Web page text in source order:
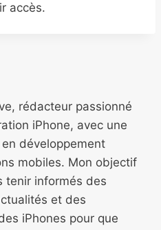
accès.
rédacteur passionné
iPhone, avec une
développement
mobiles. Mon objectif
tenir informés des
et des
iPhones pour que